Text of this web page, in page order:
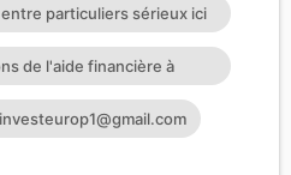
particuliers sérieux ici
de l'aide financière à
ayant dan